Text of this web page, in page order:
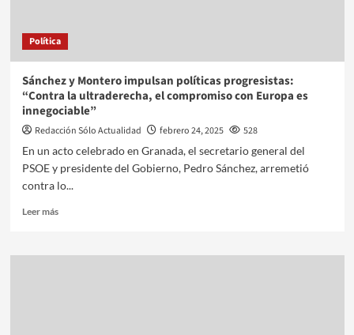
Política
Sánchez y Montero impulsan políticas progresistas:
“Contra la ultraderecha, el compromiso con Europa es
innegociable”
Redacción Sólo Actualidad febrero 24, 2025
528
En un acto celebrado en Granada, el secretario general del
PSOE y presidente del Gobierno, Pedro Sánchez, arremetió
contra lo...
Leer más